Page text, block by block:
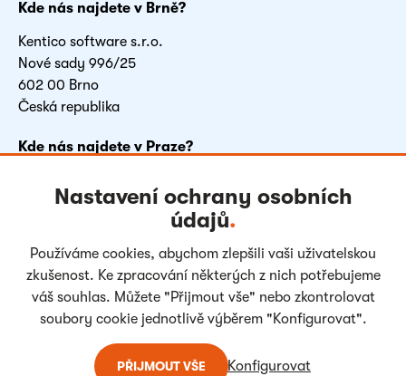
Kde nás najdete v Brně?
Kentico software s.r.o.
Nové sady 996/25
602 00 Brno
Česká republika
Kde nás najdete v Praze?
Vyskočilova 1481/4
Česká republika
FacebookLinkedInYoutubeInstagram
Nastavení ochrany osobních
údajů.
Používáme cookies, abychom zlepšili vaši uživatelskou
zkušenost. Ke zpracování některých z nich potřebujeme
váš souhlas. Můžete "Přijmout vše" nebo zkontrolovat
soubory cookie jednotlivě výběrem "Konfigurovat".
PŘIJMOUT VŠE Konfigurovat